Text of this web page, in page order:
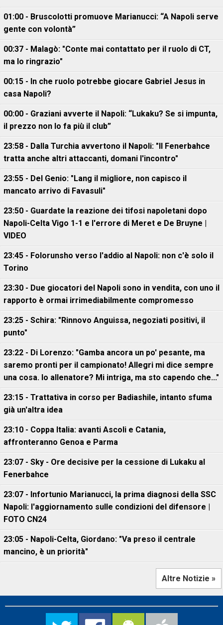
01:00 - Bruscolotti promuove Marianucci: “A Napoli serve
gente con volontà”
00:37 - Malagò: "Conte mai contattato per il ruolo di CT,
ma lo ringrazio"
00:15 - In che ruolo potrebbe giocare Gabriel Jesus in
casa Napoli?
00:00 - Graziani avverte il Napoli: “Lukaku? Se si impunta,
il prezzo non lo fa più il club”
23:58 - Dalla Turchia avvertono il Napoli: "Il Fenerbahce
tratta anche altri attaccanti, domani l'incontro"
23:55 - Del Genio: "Lang il migliore, non capisco il
mancato arrivo di Favasuli"
23:50 - Guardate la reazione dei tifosi napoletani dopo
Napoli-Celta Vigo 1-1 e l'errore di Meret e De Bruyne |
VIDEO
23:45 - Folorunsho verso l'addio al Napoli: non c'è solo il
Torino
23:30 - Due giocatori del Napoli sono in vendita, con uno il
rapporto è ormai irrimediabilmente compromesso
23:25 - Schira: "Rinnovo Anguissa, negoziati positivi, il
punto"
23:22 - Di Lorenzo: "Gamba ancora un po' pesante, ma
saremo pronti per il campionato! Allegri mi dice sempre
una cosa. Io allenatore? Mi intriga, ma sto capendo che..."
23:15 - Trattativa in corso per Badiashile, intanto sfuma
già un'altra idea
23:10 - Coppa Italia: avanti Ascoli e Catania,
affronteranno Genoa e Parma
23:07 - Sky - Ore decisive per la cessione di Lukaku al
Fenerbahce
23:07 - Infortunio Marianucci, la prima diagnosi della SSC
Napoli: l'aggiornamento sulle condizioni del difensore |
FOTO CN24
23:05 - Napoli-Celta, Giordano: "Va preso il centrale
mancino, è un priorità"
Altre Notizie »